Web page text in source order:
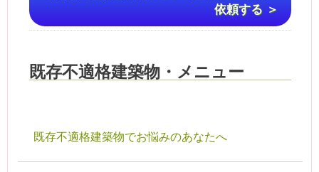
依頼する ＞
既存不適格建築物・メニュー
既存不適格建築物でお悩みのあなたへ